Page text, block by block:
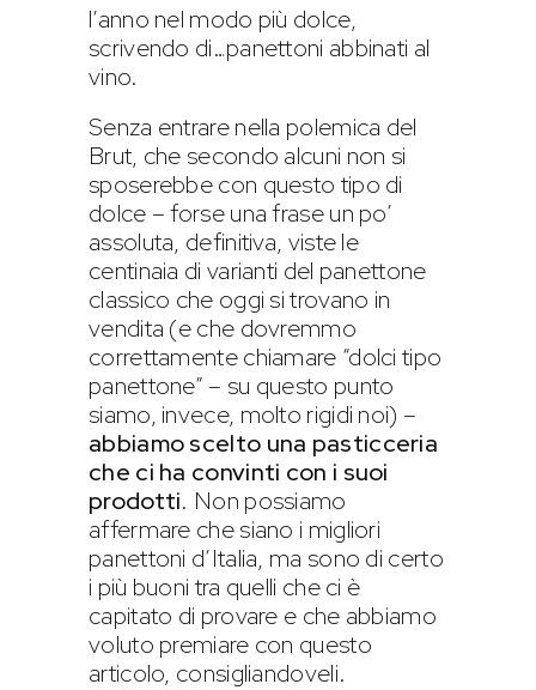
l’anno nel modo più dolce,
scrivendo di…panettoni abbinati al
vino.
Senza entrare nella polemica del
Brut, che secondo alcuni non si
sposerebbe con questo tipo di
dolce – forse una frase un po’
assoluta, definitiva, viste le
centinaia di varianti del panettone
classico che oggi si trovano in
vendita (e che dovremmo
correttamente chiamare “dolci tipo
panettone” – su questo punto
siamo, invece, molto rigidi noi) –
abbiamo scelto una pasticceria
che ci ha convinti con i suoi
prodotti. Non possiamo
affermare che siano i migliori
panettoni d’Italia, ma sono di certo
i più buoni tra quelli che ci è
capitato di provare e che abbiamo
voluto premiare con questo
articolo, consigliandoveli.